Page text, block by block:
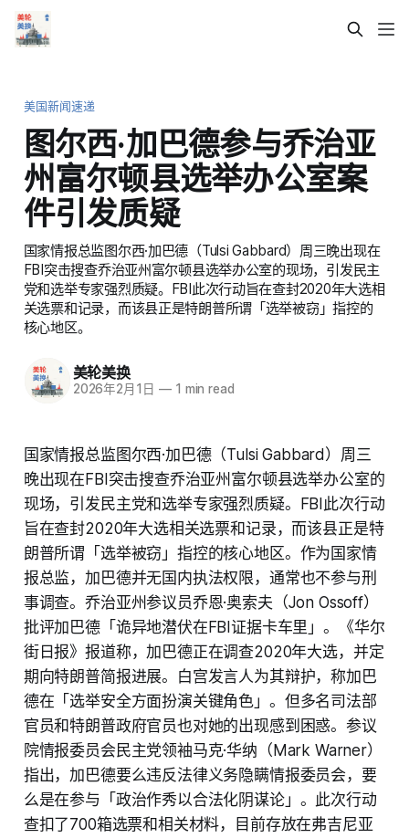
美国新闻速递
图尔西·加巴德参与乔治亚
州富尔顿县选举办公室案
件引发质疑
国家情报总监图尔西·加巴德（Tulsi Gabbard）周三晚出现在
FBI突击搜查乔治亚州富尔顿县选举办公室的现场，引发民主
党和选举专家强烈质疑。FBI此次行动旨在查封2020年大选相
关选票和记录，而该县正是特朗普所谓「选举被窃」指控的
核心地区。
美轮美换
2026年2月1日 —1 min read
国家情报总监图尔西·加巴德（Tulsi Gabbard）周三
晚出现在FBI突击搜查乔治亚州富尔顿县选举办公室的
现场，引发民主党和选举专家强烈质疑。FBI此次行动
旨在查封2020年大选相关选票和记录，而该县正是特
朗普所谓「选举被窃」指控的核心地区。作为国家情
报总监，加巴德并无国内执法权限，通常也不参与刑
事调查。乔治亚州参议员乔恩·奥索夫（Jon Ossoff）
批评加巴德「诡异地潜伏在FBI证据卡车里」。《华尔
街日报》报道称，加巴德正在调查2020年大选，并定
期向特朗普简报进展。白宫发言人为其辩护，称加巴
德在「选举安全方面扮演关键角色」。但多名司法部
官员和特朗普政府官员也对她的出现感到困惑。参议
院情报委员会民主党领袖马克·华纳（Mark Warner）
指出，加巴德要么违反法律义务隐瞒情报委员会，要
么是在参与「政治作秀以合法化阴谋论」。此次行动
查扣了700箱选票和相关材料，目前存放在弗吉尼亚